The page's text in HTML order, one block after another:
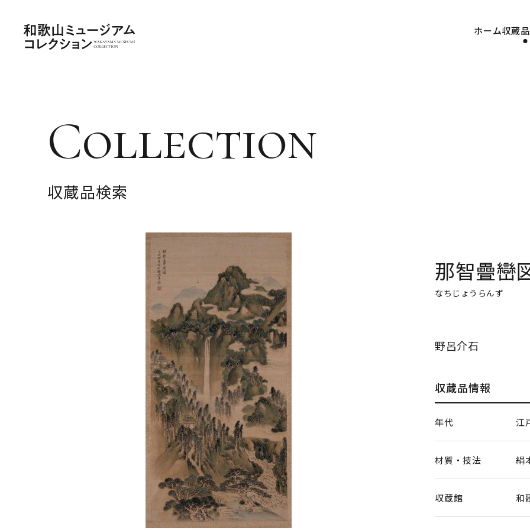
ホーム収蔵
Collection
収蔵品検索
那智疊巒
なちじょうらんず
野呂介石
収蔵品情報
年代 江
材質・技法 絹
収蔵館 和